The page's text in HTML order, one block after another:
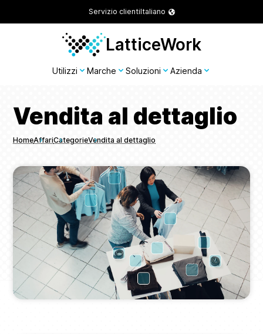
Servizio clientiItaliano
LatticeWork
Utilizzi Marche Soluzioni Azienda
Vendita al dettaglio
Breadcrumbs
HomeAffariCategorieVendita al dettaglio